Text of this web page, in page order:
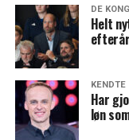
DE
Helt
KENDTE
Har
løn